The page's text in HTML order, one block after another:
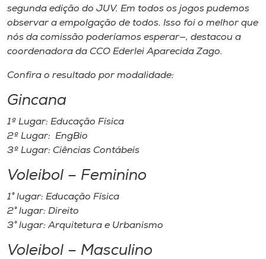
segunda edição do JUV. Em todos os jogos pudemos
observar a empolgação de todos. Isso foi o melhor que
nós da comissão poderíamos esperar—, destacou a
coordenadora da CCO Ederlei Aparecida Zago.
Confira o resultado por modalidade:
Gincana
1º Lugar: Educação Física
2º Lugar: EngBio
3º Lugar: Ciências Contábeis
Voleibol – Feminino
1° lugar: Educação Física
2° lugar: Direito
3° lugar: Arquitetura e Urbanismo
Voleibol – Masculino